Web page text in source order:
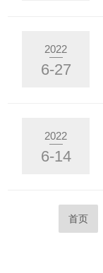
2022
6-27
2022
6-14
首页